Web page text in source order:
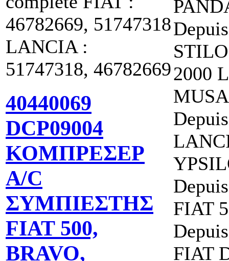
46782669, 51747318
LANCIA :
51747318, 46782669
40440069
DCP09004
ΚΟΜΠΡΕΣΕΡ
A/C
ΣΥΜΠΙΕΣΤΗΣ
FIAT 500,
BRAVO,
2000
FIAT
FIAT